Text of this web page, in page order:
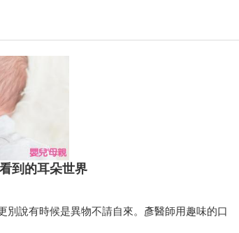
到的耳朵世界
說有時候是異物不請自來。彥醫師用趣味的口